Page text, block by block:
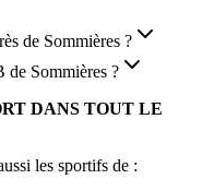
de Sommières ?
Sommières ?
DANS TOUT LE
les sportifs de :